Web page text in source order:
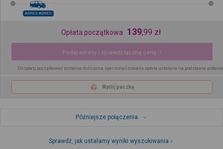
ADRES-ADRES
Opłata początkowa 139,99 zł
Podaj adresy i sprawdź łączną cenę
Do opłaty początkowej zostanie doliczona spersonalizowana opłata ustalana na podstawie
Wyślij paczkę
Późniejsze połączenia
Sprawdź, jak ustalamy wyniki wyszukiwania